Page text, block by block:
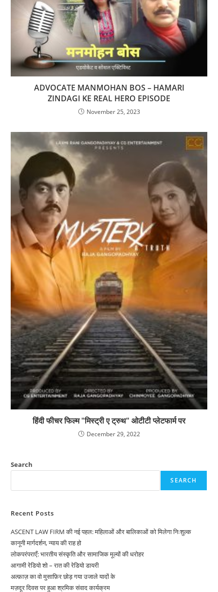
ADVOCATE MANMOHAN BOS – HAMARI
ZINDAGI KE REAL HERO EPISODE
November 25, 2023
हिंदी फीचर फिल्म "मिस्ट्री ए ट्रुथ" ओटीटी प्लेटफार्म पर
December 29, 2022
Search
SEARCH
Recent Posts
ASCENT LAW FIRM की नई पहल: महिलाओं और बालिकाओं को मिलेगा निःशुल्क
कानूनी मार्गदर्शन, न्याय की राह हो
लोकपरंपराएँ: भारतीय संस्कृति और सामाजिक मूल्यों की धरोहर
आगामी रेडियो शो – रात की रेडियो डायरी
अल्फ़ाज़ का वो मुसाफ़िर छोड़ गया उजाले यादों के
मज़दूर दिवस पर हुआ श्रमिक संवाद कार्यक्रम